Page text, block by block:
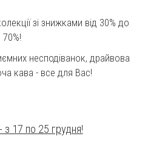
зі знижками від 30% до
70%!
несподіванок, драйвова
кава - все для Вас!
з 17 по 25 грудня!